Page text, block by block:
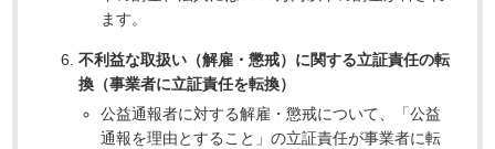
ます。
不利益な取扱い（解雇・懲戒）に関する立証責任の転
換（事業者に立証責任を転換）
公益通報者に対する解雇・懲戒について、「公益
通報を理由とすること」の立証責任が事業者に転